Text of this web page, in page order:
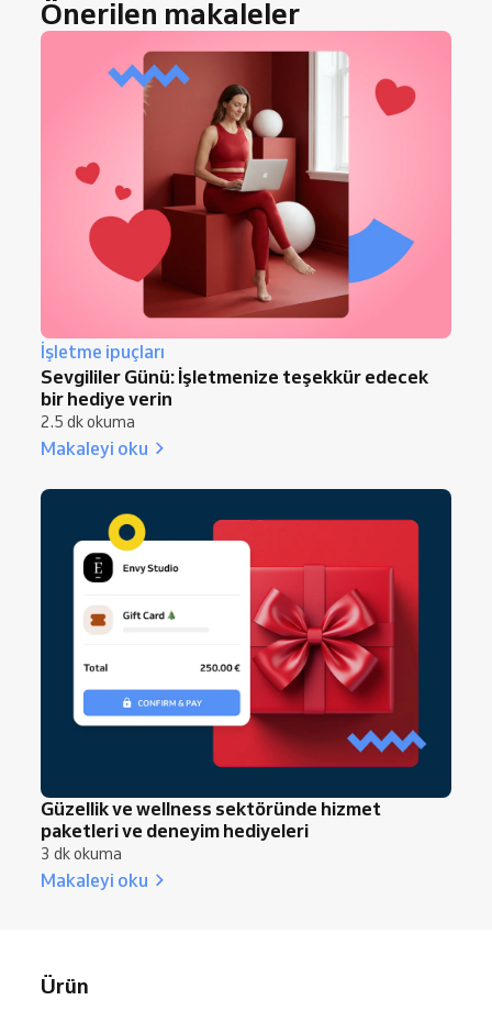
Önerilen makaleler
İşletme ipuçları
Sevgililer Günü: İşletmenize teşekkür edecek
bir hediye verin
2.5 dk okuma
Makaleyi oku
Güzellik ve wellness sektöründe hizmet
paketleri ve deneyim hediyeleri
3 dk okuma
Makaleyi oku
Ürün